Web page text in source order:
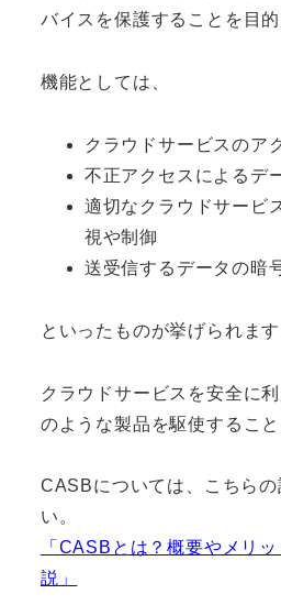
バイスを保護することを目的
機能としては、
クラウドサービスのア
不正アクセスによるデ
適切なクラウドサービ
視や制御
送受信するデータの暗
といったものが挙げられます
クラウドサービスを安全に
のような製品を駆使すること
CASBについては、こちらの
い。
「CASBとは？概要やメリ
説」